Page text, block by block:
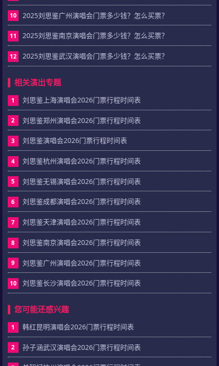
10 2025刘思鉴广州演唱会门票多少钱？怎么买票？
11 2025刘思鉴南京演唱会门票多少钱？怎么买票？
12 2025刘思鉴武汉演唱会门票多少钱？怎么买票？
相关演出专题
1 刘思鉴上海演唱会2026门票行程时间表
2 刘思鉴郑州演唱会2026门票行程时间表
3 刘思鉴演唱会2026门票行程时间表
4 刘思鉴杭州演唱会2026门票行程时间表
5 刘思鉴无锡演唱会2026门票行程时间表
6 刘思鉴成都演唱会2026门票行程时间表
7 刘思鉴天津演唱会2026门票行程时间表
8 刘思鉴南京演唱会2026门票行程时间表
9 刘思鉴广州演唱会2026门票行程时间表
10 刘思鉴长沙演唱会2026门票行程时间表
您可能还感兴趣
1 韩红昆明演唱会2026门票行程时间表
2 孙子涵武汉演唱会2026门票行程时间表